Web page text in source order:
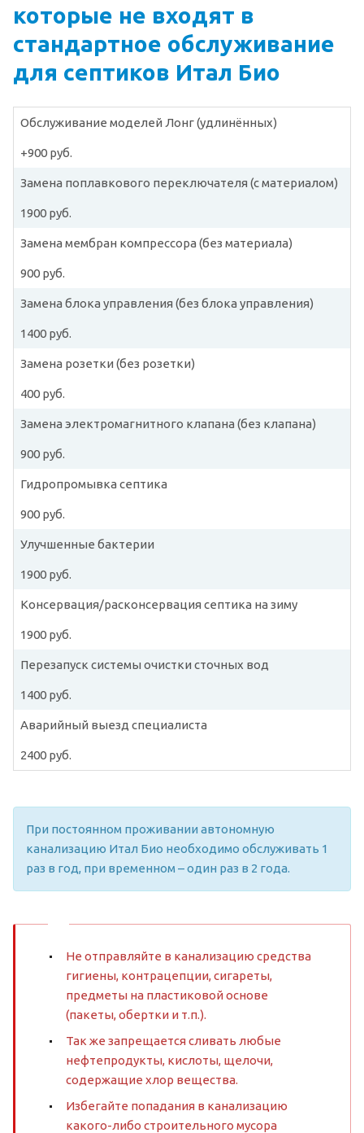
которые не входят в
стандартное обслуживание
для септиков Итал Био
Обслуживание моделей Лонг (удлинённых)
+900 руб.
Замена поплавкового переключателя (с материалом)
1900 руб.
Замена мембран компрессора (без материала)
900 руб.
Замена блока управления (без блока управления)
1400 руб.
Замена розетки (без розетки)
400 руб.
Замена электромагнитного клапана (без клапана)
900 руб.
Гидропромывка септика
900 руб.
Улучшенные бактерии
1900 руб.
Консервация/расконсервация септика на зиму
1900 руб.
Перезапуск системы очистки сточных вод
1400 руб.
Аварийный выезд специалиста
2400 руб.
При постоянном проживании автономную
канализацию Итал Био необходимо обслуживать 1
раз в год, при временном – один раз в 2 года.
Не отправляйте в канализацию средства
гигиены, контрацепции, сигареты,
предметы на пластиковой основе
(пакеты, обертки и т.п.).
Так же запрещается сливать любые
нефтепродукты, кислоты, щелочи,
содержащие хлор вещества.
Избегайте попадания в канализацию
какого-либо строительного мусора